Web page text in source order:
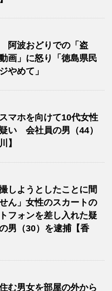
阿波おどりでの「盗
画」に怒り「徳島県民
めて」
マホを向けて10代女性
い 会社員の男（44）
】
しようとしたことに間
ん」女性のスカートの
フォンを差し入れた疑
男（30）を逮捕【香
む男女を部屋の外から